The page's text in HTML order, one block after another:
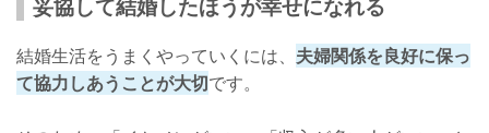
妥協して結婚したほうが幸せになれる
結婚生活をうまくやっていくには、 夫婦関係を良好に保っ
て協力しあうことが大切です。